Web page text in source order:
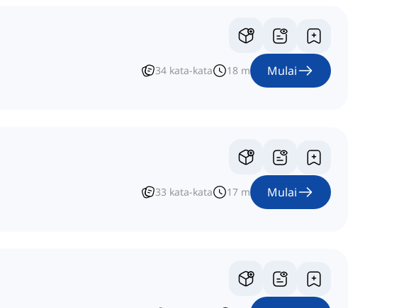
34 kata-kata 18 m Mulai
33 kata-kata 17 m Mulai